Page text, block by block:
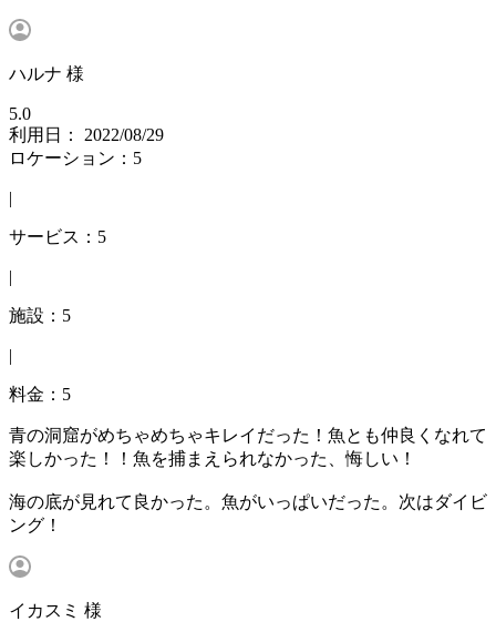
ハルナ 様
5.0
利用日： 2022/08/29
ロケーション：5
|
サービス：5
|
施設：5
|
料金：5
青の洞窟がめちゃめちゃキレイだった！魚とも仲良くなれて
楽しかった！！魚を捕まえられなかった、悔しい！
海の底が見れて良かった。魚がいっぱいだった。次はダイビ
ング！
イカスミ 様